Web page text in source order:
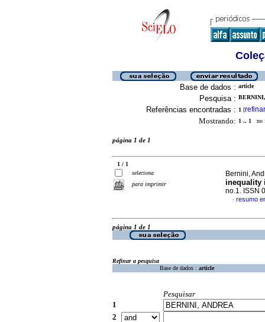
Base de dados : article
Pesquisa :
Referências encontradas : 1 [refinar
Mostrando: 1 .. 1 no
página 1 de 1
1 / 1
seleciona
para imprimir
Bernini,
inequality
no.1. ISSN
· resumo
página 1 de 1
Refinar a pesquisa
Base de dados : article
Pesquisar
1
2